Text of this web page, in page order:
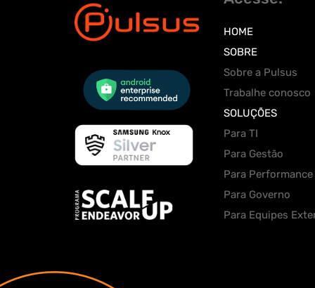
HOME
SOBRE
Sobre a Pulsus
Trabalhe conosco
SOLUÇÕES
Para TI
Para Gestão
Para Performance
Para Governo
Para Equipes